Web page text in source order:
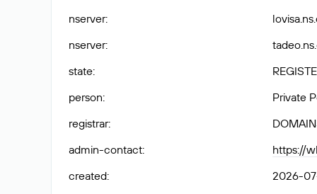
nserver:
nserver:
state:
person:
Private
registrar:
admin-contact:
https://
created: 2026-